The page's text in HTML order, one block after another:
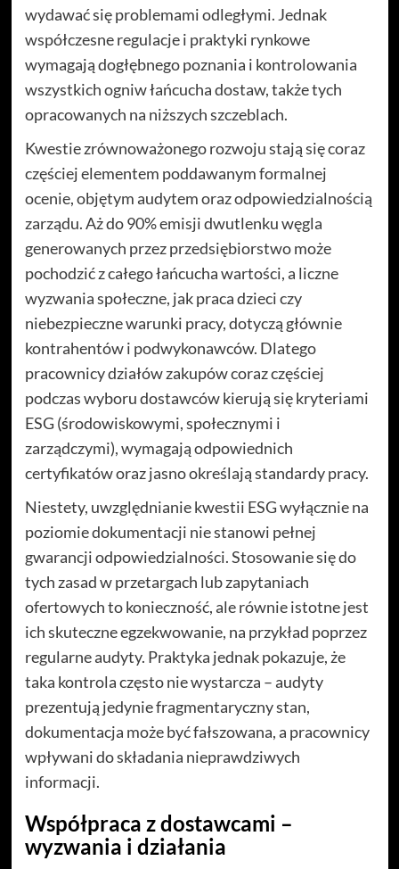
wydawać się problemami odległymi. Jednak
współczesne regulacje i praktyki rynkowe
wymagają dogłębnego poznania i kontrolowania
wszystkich ogniw łańcucha dostaw, także tych
opracowanych na niższych szczeblach.
Kwestie zrównoważonego rozwoju stają się coraz
częściej elementem poddawanym formalnej
ocenie, objętym audytem oraz odpowiedzialnością
zarządu. Aż do 90% emisji dwutlenku węgla
generowanych przez przedsiębiorstwo może
pochodzić z całego łańcucha wartości, a liczne
wyzwania społeczne, jak praca dzieci czy
niebezpieczne warunki pracy, dotyczą głównie
kontrahentów i podwykonawców. Dlatego
pracownicy działów zakupów coraz częściej
podczas wyboru dostawców kierują się kryteriami
ESG (środowiskowymi, społecznymi i
zarządczymi), wymagają odpowiednich
certyfikatów oraz jasno określają standardy pracy.
Niestety, uwzględnianie kwestii ESG wyłącznie na
poziomie dokumentacji nie stanowi pełnej
gwarancji odpowiedzialności. Stosowanie się do
tych zasad w przetargach lub zapytaniach
ofertowych to konieczność, ale równie istotne jest
ich skuteczne egzekwowanie, na przykład poprzez
regularne audyty. Praktyka jednak pokazuje, że
taka kontrola często nie wystarcza – audyty
prezentują jedynie fragmentaryczny stan,
dokumentacja może być fałszowana, a pracownicy
wpływani do składania nieprawdziwych
informacji.
Współpraca z dostawcami –
wyzwania i działania